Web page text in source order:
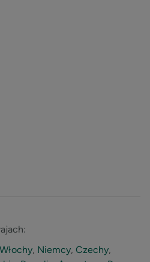
Włochy, Niemcy, Czechy,